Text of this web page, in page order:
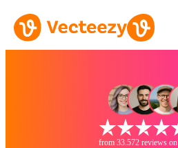
from 33.572 reviews